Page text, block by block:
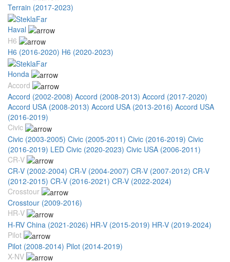
Terrain (2017-2023)
Haval
H6
H6 (2016-2020) H6 (2020-2023)
Honda
Accord
Accord (2002-2008) Accord (2008-2013) Accord (2017-2020)
Accord USA (2008-2013) Accord USA (2013-2016) Accord USA
(2016-2019)
Civic
Civic (2003-2005) Civic (2005-2011) Civic (2016-2019) Civic
(2016-2019) LED Civic (2020-2023) Civic USA (2006-2011)
CR-V
CR-V (2002-2004) CR-V (2004-2007) CR-V (2007-2012) CR-V
(2012-2015) CR-V (2016-2021) CR-V (2022-2024)
Crosstour
Crosstour (2009-2016)
HR-V
H-RV China (2021-2026) HR-V (2015-2019) HR-V (2019-2024)
Pilot
Pilot (2008-2014) Pilot (2014-2019)
X-NV